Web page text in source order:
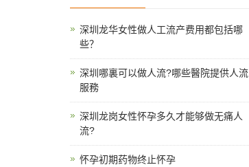
深圳龙华女性做人工流产费用都包括哪
些？
深圳哪裏可以做人流?哪些醫院提供人流
服務
深圳龙岗女性怀孕多久才能够做无痛人
流?
怀孕初期药物终止怀孕